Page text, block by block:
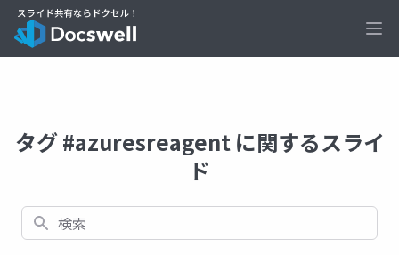
タグ #azuresreagent に関するスライ
ド
検索